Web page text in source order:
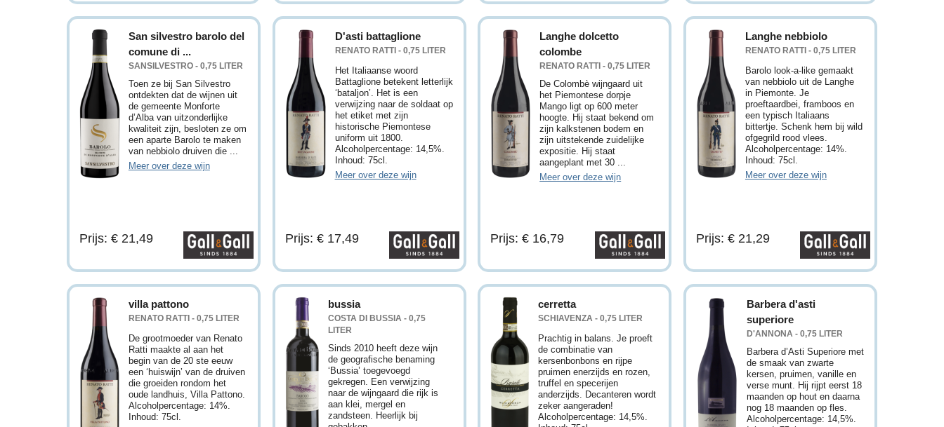
San silvestro barolo del
comune di ...
SANSILVESTRO - 0,75 LITER
Toen ze bij San Silvestro
ontdekten dat de wijnen uit
de gemeente Monforte
d’Alba van uitzonderlijke
kwaliteit zijn, besloten ze om
een aparte Barolo te maken
van nebbiolo druiven die ...
Meer over deze wijn
Prijs: € 21,49
D'asti battaglione
RENATO RATTI - 0,75 LITER
Het Italiaanse woord
Battaglione betekent letterlijk
‘bataljon’. Het is een
verwijzing naar de soldaat op
het etiket met zijn
historische Piemontese
uniform uit 1800.
Alcoholpercentage: 14,5%.
Inhoud: 75cl.
Meer over deze wijn
Prijs: € 17,49
Langhe dolcetto
colombe
RENATO RATTI - 0,75 LITER
De Colombè wijngaard uit
het Piemontese dorpje
Mango ligt op 600 meter
hoogte. Hij staat bekend om
zijn kalkstenen bodem en
zijn uitstekende zuidelijke
expositie. Hij staat
aangeplant met 30 ...
Meer over deze wijn
Prijs: € 16,79
Langhe nebbiolo
RENATO RATTI - 0,75 LITER
Barolo look-a-like gemaakt
van nebbiolo uit de Langhe
in Piemonte. Je
proeftaardbei, framboos en
een typisch Italiaans
bittertje. Schenk hem bij wild
ofgegrild rood vlees.
Alcoholpercentage: 14%.
Inhoud: 75cl.
Meer over deze wijn
Prijs: € 21,29
villa pattono
RENATO RATTI - 0,75 LITER
De grootmoeder van Renato
Ratti maakte al aan het
begin van de 20 ste eeuw
een ‘huiswijn’ van de druiven
die groeiden rondom het
oude landhuis, Villa Pattono.
Alcoholpercentage: 14%.
Inhoud: 75cl.
bussia
COSTA DI BUSSIA - 0,75
LITER
Sinds 2010 heeft deze wijn
de geografische benaming
‘Bussia’ toegevoegd
gekregen. Een verwijzing
naar de wijngaard die rijk is
aan klei, mergel en
zandsteen. Heerlijk bij
cerretta
SCHIAVENZA - 0,75 LITER
Prachtig in balans. Je proeft
de combinatie van
kersenbonbons en rijpe
pruimen enerzijds en rozen,
truffel en specerijen
anderzijds. Decanteren wordt
zeker aangeraden!
Alcoholpercentage: 14,5%.
Barbera d'asti
superiore
D'ANNONA - 0,75 LITER
Barbera d’Asti Superiore met
de smaak van zwarte
kersen, pruimen, vanille en
verse munt. Hij rijpt eerst 18
maanden op hout en daarna
nog 18 maanden op fles.
Alcoholpercentage: 14,5%.